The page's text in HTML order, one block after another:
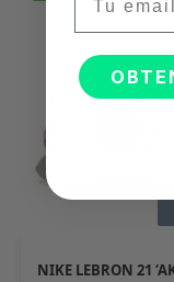
NIKE LEBRON 21